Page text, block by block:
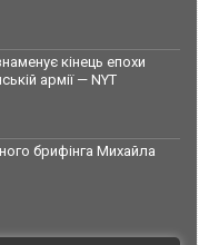
кінець епохи
армії — NYT
брифінга Михайла